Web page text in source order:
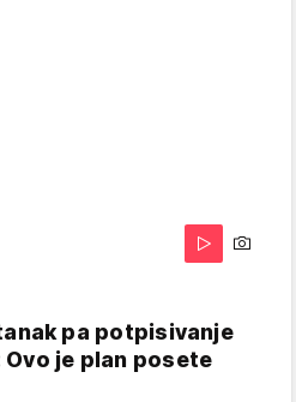
pa potpisivanje
je plan posete